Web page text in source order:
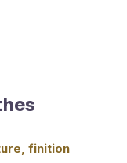
finition